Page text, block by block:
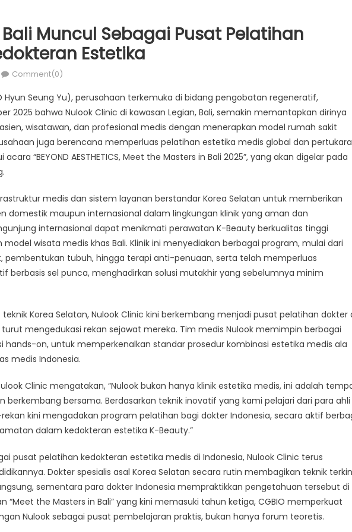
Muncul Sebagai Pusat Pelatihan
Estetika
Comment(0)
Hyun Seung Yu), perusahaan terkemuka di bidang pengobatan regeneratif,
2025 bahwa Nulook Clinic di kawasan Legian, Bali, semakin memantapkan dirinya
wisatawan, dan profesional medis dengan menerapkan model rumah sakit
juga berencana memperluas pelatihan estetika medis global dan
“BEYOND AESTHETICS, Meet the Masters in Bali 2025”, yang akan digelar pada
medis dan sistem layanan berstandar Korea Selatan untuk memberikan
domestik maupun internasional dalam lingkungan klinik yang aman dan
internasional dapat menikmati perawatan K-Beauty berkualitas tinggi
wisata medis khas Bali. Klinik ini menyediakan berbagai program, mulai dari
pembentukan tubuh, hingga terapi anti-penuaan, serta telah memperluas
berbasis sel punca, menghadirkan solusi mutakhir yang sebelumnya minim
Korea Selatan, Nulook Clinic kini berkembang menjadi pusat pelatihan dokter
mengedukasi rekan sejawat mereka. Tim medis Nulook memimpin berbagai
hands-on, untuk memperkenalkan standar prosedur kombinasi estetika medis ala
medis Indonesia.
Clinic mengatakan, “Nulook bukan hanya klinik estetika medis, ini adalah
berkembang bersama. Berdasarkan teknik inovatif yang kami pelajari dari para ahli
kini mengadakan program pelatihan bagi dokter Indonesia, secara aktif
dalam kedokteran estetika K-Beauty.”
pusat pelatihan kedokteran estetika medis di Indonesia, Nulook Clinic terus
Dokter spesialis asal Korea Selatan secara rutin membagikan teknik
sementara para dokter Indonesia mempraktikkan pengetahuan tersebut di
“Meet the Masters in Bali” yang kini memasuki tahun ketiga, CGBIO memperkuat
Nulook sebagai pusat pembelajaran praktis, bukan hanya forum teoretis.